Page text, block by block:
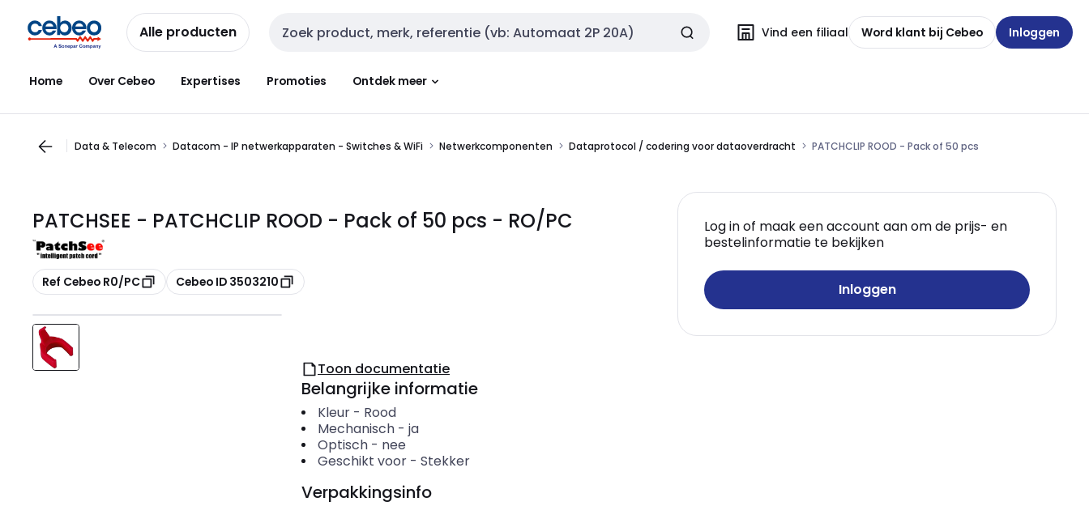
naar
navigatie
naar
inhoud
Alle producten Zoekveld invoer Vind een filiaal Word klant bij Cebeo Inloggen
Home Over Cebeo Expertises Promoties Ontdek meer
Data & Telecom Datacom - IP netwerkapparaten - Switches & WiFi Netwerkcomponenten Dataprotocol / codering voor dataoverdracht PATCHCLIP ROOD - Pack of 50 pcs
PATCHSEE - PATCHCLIP ROOD - Pack of 50 pcs - RO/PC
Kopiëren
Ref Cebeo R0/PC Kopiëren
Cebeo ID 3503210
Log in of maak een account aan om de prijs- en
bestelinformatie te bekijken
Inloggen
Toon documentatie
Belangrijke informatie
Kleur- Rood
Mechanisch- ja
Optisch- nee
Geschikt voor- Stekker
Verpakkingsinfo